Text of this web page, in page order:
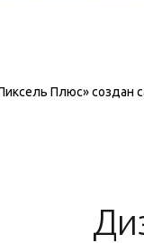
Плюс» создан